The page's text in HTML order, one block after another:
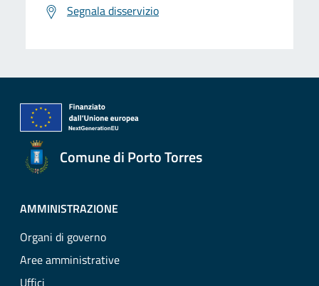
Segnala disservizio
Comune di Porto Torres
AMMINISTRAZIONE
Organi di governo
Aree amministrative